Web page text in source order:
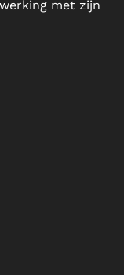
met zijn